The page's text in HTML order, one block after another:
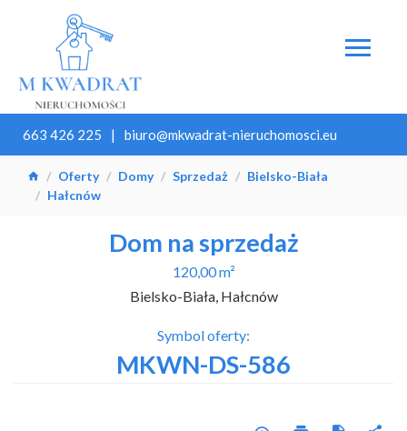
663 426 225 biuro@mkwadrat-nieruchomosci.eu
Oferty Domy Sprzedaż
Bielsko-Biała
Hałcnów
Dom na sprzedaż
120,00 m²
Bielsko-Biała, Hałcnów
Symbol oferty:
MKWN-DS-586